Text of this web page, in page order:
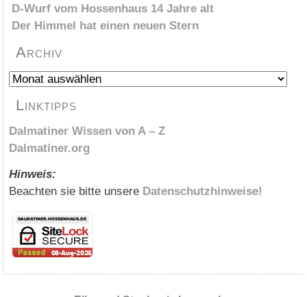
D-Wurf vom Hossenhaus 14 Jahre alt
Der Himmel hat einen neuen Stern
Archiv
Archiv
Linktipps
Dalmatiner Wissen von A – Z
Dalmatiner.org
Hinweis:
Beachten sie bitte unsere Datenschutzhinweise!